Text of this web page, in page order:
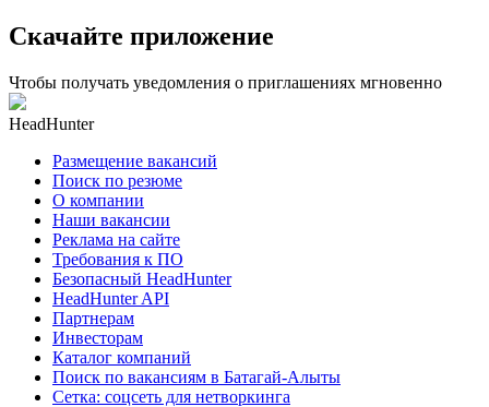
Скачайте приложение
Чтобы получать уведомления о приглашениях мгновенно
HeadHunter
Размещение вакансий
Поиск по резюме
О компании
Наши вакансии
Реклама на сайте
Требования к ПО
Безопасный HeadHunter
HeadHunter API
Партнерам
Инвесторам
Каталог компаний
Поиск по вакансиям в Батагай-Алыты
Сетка: соцсеть для нетворкинга